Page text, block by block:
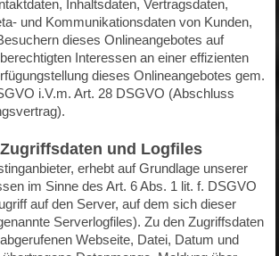
Inhaltsdaten, Vertragsdaten,
und Kommunikationsdaten von Kunden,
dieses Onlineangebotes auf
Interessen an einer effizienten
dieses Onlineangebotes gem.
i.V.m. Art. 28 DSGVO (Abschluss
und Logfiles
erhebt auf Grundlage unserer
im Sinne des Art. 6 Abs. 1 lit. f. DSGVO
auf den Server, auf dem sich dieser
Serverlogfiles). Zu den Zugriffsdaten
Webseite, Datei, Datum und